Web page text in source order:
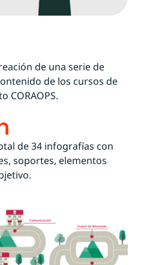
de una serie de
de los cursos de
CORAOPS.
de 34 infografías con
soportes, elementos